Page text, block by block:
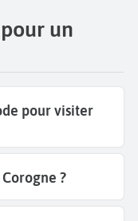
un
pour visiter
?